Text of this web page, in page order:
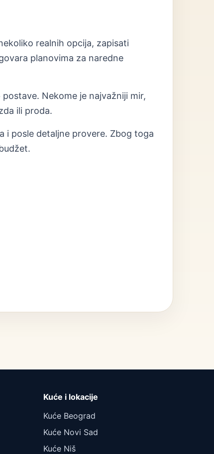
realnih opcija, zapisati
planovima za naredne
Nekome je najvažniji mir,
ili proda.
i posle detaljne provere. Zbog toga
Kuće i lokacije
Kuće Beograd
Kuće Novi Sad
Kuće Niš